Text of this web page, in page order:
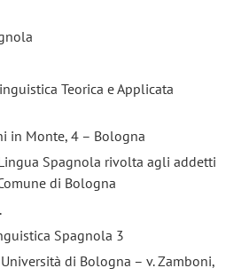
Teorica e Applicata
in Monte, 4 – Bologna
Spagnola rivolta agli addetti
di Bologna
Spagnola 3
di Bologna – v. Zamboni,